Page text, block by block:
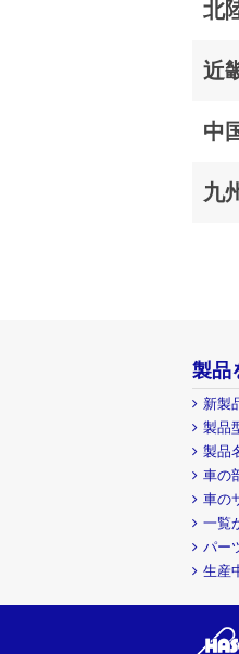
北
近
中
九
製品
新製
製品
製品
車の
車の
一覧
パー
生産